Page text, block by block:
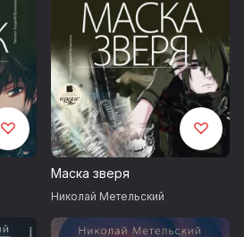
Маска зверя
Николай Метельский